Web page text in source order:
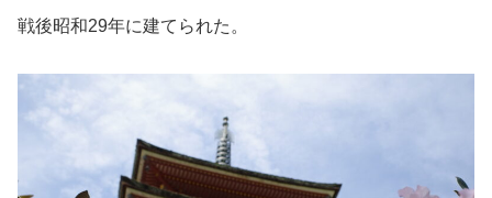
戦後昭和29年に建てられた。